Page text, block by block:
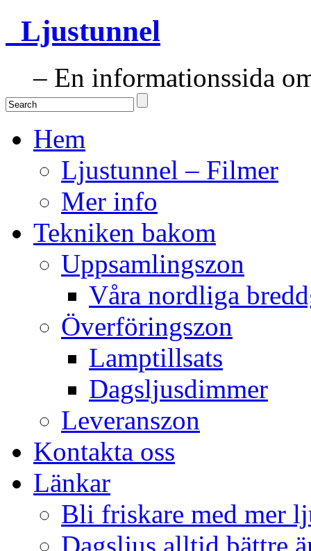
Ljustunnel
– En informationssida
Hem
Ljustunnel – Filmer
Mer info
Tekniken bakom
Uppsamlingszon
Våra nordliga
Överföringszon
Lamptillsats
Dagsljusdimmer
Leveranszon
Kontakta oss
Länkar
Bli friskare med mer
Dagsljus alltid bättre